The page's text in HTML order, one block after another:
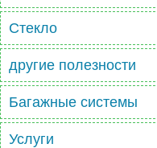
Стекло
другие полезности
Багажные системы
Услуги